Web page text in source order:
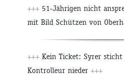
+++ 51-Jährigen nicht
mit Bild Schützen von
+++ Kein Ticket: Syrer sticht
Kontrolleur nieder +++